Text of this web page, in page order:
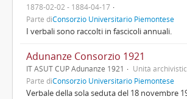
1878-02-02 - 1884-04-17
Parte diConsorzio Universitario Piemontese
I verbali sono raccolti in fascicoli annuali.
Adunanze Consorzio 1921
IT ASUT CUP Adunanze 1921 Unità
Parte diConsorzio Universitario Piemontese
Verbale della sola seduta del 18 novembre